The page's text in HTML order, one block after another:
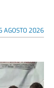
AGOSTO 2026